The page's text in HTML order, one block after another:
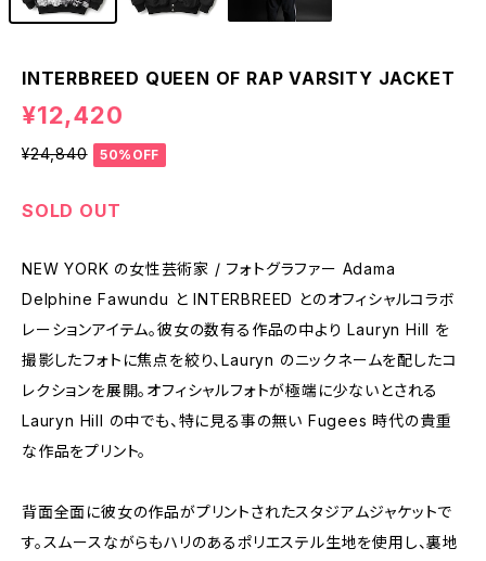
INTERBREED QUEEN OF RAP VARSITY JACKET
¥12,420
¥24,840 50%OFF
SOLD OUT
NEW YORK の女性芸術家 / フォトグラファー Adama
Delphine Fawundu と INTERBREED とのオフィシャルコラボ
レーションアイテム。彼女の数有る作品の中より Lauryn Hill を
撮影したフォトに焦点を絞り、Lauryn のニックネームを配したコ
レクションを展開。オフィシャルフォトが極端に少ないとされる
Lauryn Hill の中でも、特に見る事の無い Fugees 時代の貴重
な作品をプリント。
背面全面に彼女の作品がプリントされたスタジアムジャケットで
す。スムースながらもハリのあるポリエステル生地を使用し、裏地